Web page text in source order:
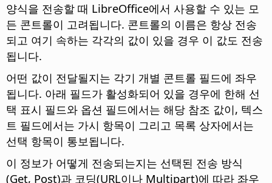
양식을 전송할 때 LibreOffice에서 사용할 수 있는 모
든 콘트롤이 고려됩니다. 콘트롤의 이름은 항상 전송
되고 여기 속하는 각각의 값이 있을 경우 이 값도 전송
됩니다.
어떤 값이 전달될지는 각기 개별 콘트롤 필드에 좌우
됩니다. 아래 필드가 활성화되어 있을 경우에 한해 선
택 표시 필드와 옵션 필드에서는 해당 참조 값이, 텍스
트 필드에서는 가시 항목이 그리고 목록 상자에서는
선택 항목이 통보됩니다.
이 정보가 어떻게 전송되는지는 선택된 전송 방식
(Get, Post)과 코딩(URL이나 Multipart)에 따라 좌우